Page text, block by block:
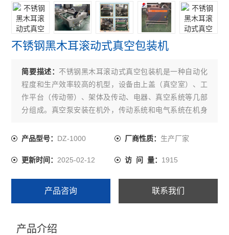
不锈钢黑木耳滚动式真空包装机
简要描述： 不锈钢黑木耳滚动式真空包装机是一种自动化
程度和生产效率较高的机型，设备由上盖（真空室）、工
作平台（传动带）、架体及传动、电器、真空系统等几部
分组成。真空泵安装在机外，传动系统和电气系统在机身
产品型号： DZ-1000 厂商性质： 生产厂家
更新时间：2025-02-12 访 问 量： 1915
产品咨询 联系我们
产品介绍